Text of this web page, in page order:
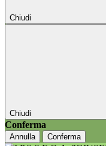
Chiudi
Chiudi
Conferma
Annulla Conferma